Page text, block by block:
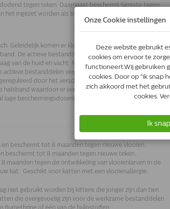
tegen teken. Daarnaast beschermt Seresto tegen
het ingezet worden als behandeling van luizenbesmetting
Geleidelijk komen er kleine hoeveelheden vrij via de
De actieve bestanddelen van Seresto verspreiden
van de huid en vacht. Neutrale oliën helpen bij de
bestanddelen verplaatsen zich naar de talglaag
door het verschil in concentratie tussen de
halsband waardoor er een zeer nauwkeurige dosering
beschermingsdosering gedurende 8 maanden
beschermt tot 8 maanden tegen nieuwe vlooien..
beschermt tot 8 maanden tegen nieuwe teken..
maanden tegen de ontwikkeling van vlooienlarven in de
kat.. Geschikt voor katten met een vlooienallergie..
niet gebruikt worden bij kittens die jonger zijn dan tien
die overgevoelig zijn voor de werkzame bestanddelen
flumethrine of één van de hulpstoffen.